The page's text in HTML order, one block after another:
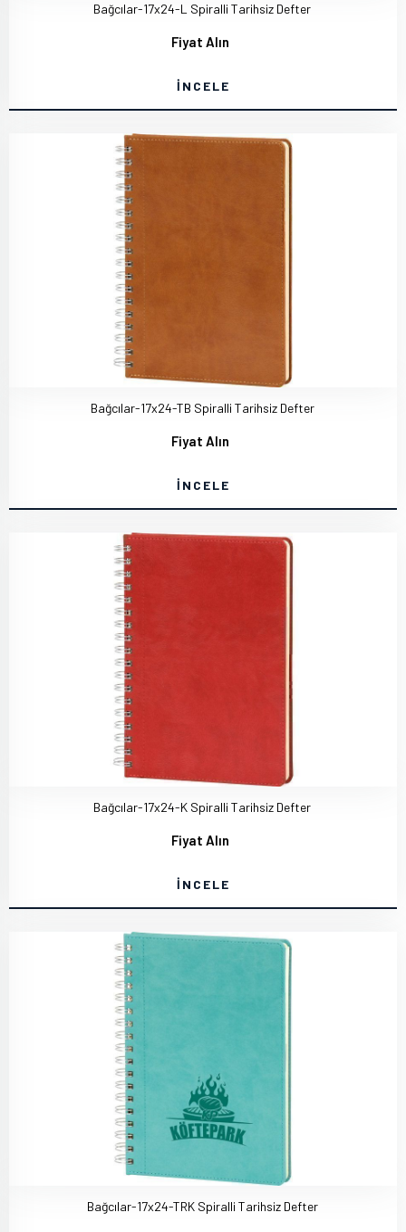
Bağcılar-17x24-L Spiralli Tarihsiz Defter
Fiyat Alın
İNCELE
Bağcılar-17x24-TB Spiralli Tarihsiz Defter
Fiyat Alın
İNCELE
Bağcılar-17x24-K Spiralli Tarihsiz Defter
Fiyat Alın
İNCELE
Bağcılar-17x24-TRK Spiralli Tarihsiz Defter